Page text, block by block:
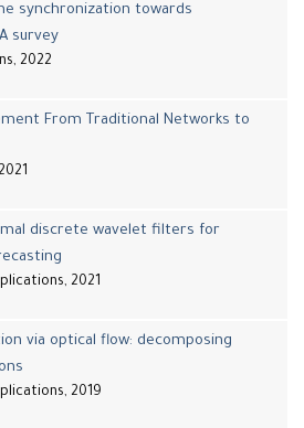
synchronization towards
survey
2022
From Traditional Networks to
discrete wavelet filters for
2021
via optical flow: decomposing
2019